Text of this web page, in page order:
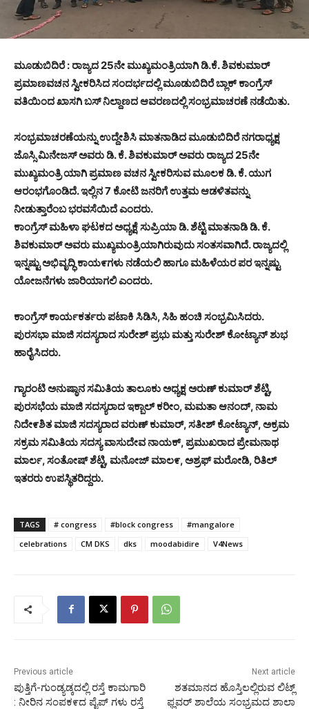
ಮೂಡುಬಿದಿರೆ : ರಾಜ್ಯದ 25ನೇ ಮುಖ್ಯಮಂತ್ರಿಯಾಗಿ ಡಿ.ಕೆ. ಶಿವಕುಮಾರ್
ಪ್ರಮಾಣವಚನ ಸ್ವೀಕರಿಸಿದ ಸಂದರ್ಭದಲ್ಲಿ ಮೂಡುಬಿದಿರೆ ಬ್ಲಾಕ್ ಕಾಂಗ್ರೆಸ್
ವತಿಯಿಂದ ಖಾಸಗಿ ಬಸ್ ನಿಲ್ದಾಣದ ಆವರಣದಲ್ಲಿ ಸಂಭ್ರಮಾಚರಣೆ ನಡೆಯಿತು.
ಸಂಭ್ರಮಾಚರಣೆಯನ್ನು ಉದ್ದೇಶಿಸಿ ಮಾತನಾಡಿದ ಮೂಡುಬಿದಿರೆ ನಗರಾಧ್ಯಕ್ಷ
ಜೊಸ್ಸಿ ಮಿನೇಜಸ್ ಅವರು ಡಿ. ಕೆ. ಶಿವಕುಮಾರ್ ಅವರು ರಾಜ್ಯದ 25ನೇ
ಮುಖ್ಯಮಂತ್ರಿ ಯಾಗಿ ಪ್ರಮಾಣ ವಚನ ಸ್ವೀಕರಿಸುವ ಮೂಲಕ ಡಿ. ಕೆ. ಯುಗ
ಆರಂಭಗೊಂಡಿದೆ. ಇಲ್ಲಿನ 7 ಕೋಟಿ ಜನರಿಗೆ ಉತ್ತಮ ಆಡಳಿತವನ್ನು
ನೀಡುತ್ತಾರೆಂಬ ಭರವಸೆಯಿದೆ ಎಂದರು.
ಕಾಂಗ್ರೆಸ್ ಮಹಿಳಾ ಘಟಕದ ಅಧ್ಯಕ್ಷೆ ಸುಪ್ರಿಯಾ ಡಿ. ಶೆಟ್ಟಿ ಮಾತನಾಡಿ ಡಿ. ಕೆ.
ಶಿವಕುಮಾರ್ ಅವರು ಮುಖ್ಯಮಂತ್ರಿಯಾಗಿರುವುದು ಸಂತಸವಾಗಿದೆ. ರಾಜ್ಯದಲ್ಲಿ
ಇನ್ನಷ್ಟು ಅಭಿವೃದ್ಧಿ ಕಾಯ೯ಗಳು ನಡೆಯಲಿ ಹಾಗೂ ಮಹಿಳೆಯರ ಪರ ಇನ್ನಷ್ಟು
ಯೋಜನೆಗಳು ಜಾರಿಯಾಗಲಿ ಎಂದರು.
ಕಾಂಗ್ರೆಸ್ ಕಾರ್ಯಕರ್ತರು ಪಟಾಕಿ ಸಿಡಿಸಿ, ಸಿಹಿ ಹಂಚಿ ಸಂಭ್ರಮಿಸಿದರು.
ಪುರಸಭಾ ಮಾಜಿ ಸದಸ್ಯರಾದ ಸುರೇಶ್ ಪ್ರಭು ಮತ್ತು ಸುರೇಶ್ ಕೋಟ್ಯಾನ್ ಶುಭ
ಹಾರೈಸಿದರು.
ಗ್ಯಾರಂಟಿ ಅನುಷ್ಠಾನ ಸಮಿತಿಯ ತಾಲೂಕು ಅಧ್ಯಕ್ಷ ಅರುಣ್ ಕುಮಾರ್ ಶೆಟ್ಟಿ,
ಪುರಸಭೆಯ ಮಾಜಿ ಸದಸ್ಯರಾದ ಇಕ್ಬಾಲ್ ಕರೀಂ, ಮಮತಾ ಆನಂದ್, ನಾಮ
ನಿದೇ೯ಶಿತ ಮಾಜಿ ಸದಸ್ಯರಾದ ವರುಣ್ ಕುಮಾರ್, ಸತೀಶ್ ಕೋಟ್ಯಾನ್, ಅಕ್ರಮ
ಸಕ್ರಮ ಸಮಿತಿಯ ಸದಸ್ಯ ವಾಸುದೇವ ನಾಯಕ್, ಪ್ರಮುಖರಾದ ಪ್ರೇಮನಾಥ
ಮಾರ್ಲ, ಸಂತೋಷ್ ಶೆಟ್ಟಿ, ಮನೋಜ್ ಮಾಲ೯, ಅಶ್ರಫ್ ಮರೋಡಿ, ರಿತಿಲ್
ಇತರರು ಉಪಸ್ಥಿತರಿದ್ದರು.
TAGS # congress #block congress
#mangalore
celebrations
CM DKS dks moodabidire V4News
Previous article
ಪುತ್ತಿಗೆ-ಗುಂಡ್ಯಡ್ಕದಲ್ಲಿ ರಸ್ತೆ ಕಾಮಗಾರಿ
: ನೀರಿನ ಸಂಪಕ೯ದ ಪೈಪ್ ಗಳು ರಸ್ತೆ
Next article
ಶತಮಾನದ ಹೊಸ್ತಿಲಲ್ಲಿರುವ ಲಿಟ್ಲ್
ಫ್ಲವರ್ ಶಾಲೆಯ ಸಂಭ್ರಮದ ಶಾಲಾ